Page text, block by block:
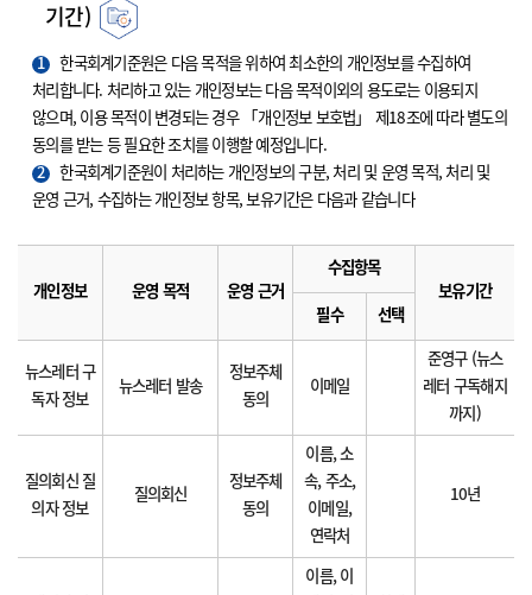
기간)
1
한국회계기준원은 다음 목적을 위하여 최소한의 개인정보를 수집하여
처리합니다. 처리하고 있는 개인정보는 다음 목적이외의 용도로는 이용되지
않으며, 이용 목적이 변경되는 경우 「개인정보 보호법」 제18조에 따라 별도의
동의를 받는 등 필요한 조치를 이행할 예정입니다.
2
한국회계기준원이 처리하는 개인정보의 구분, 처리 및 운영 목적, 처리 및
운영 근거, 수집하는 개인정보 항목, 보유기간은 다음과 같습니다
개인정보 운영 목적 운영 근거
수집항목
보유기간
필수
선택
뉴스레터 구
독자 정보
뉴스레터 발송
정보주체
동의
이메일
준영구 (뉴스
레터 구독해지
까지)
질의회신 질
의자 정보
질의회신
정보주체
동의
이름, 소
속, 주소,
이메일,
연락처
10년
이름, 이